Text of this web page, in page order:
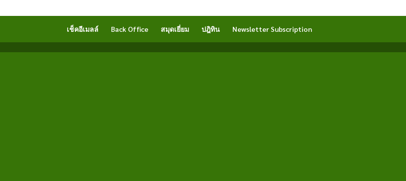
เช็คอีเมลล์ Back Office สมุดเยี่ยม ปฎิทิน Newsletter Subscription